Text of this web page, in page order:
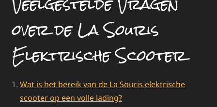
over de La Souris
Elektrische Scooter
Wat is het bereik van de La Souris elektrische
scooter op een volle lading?